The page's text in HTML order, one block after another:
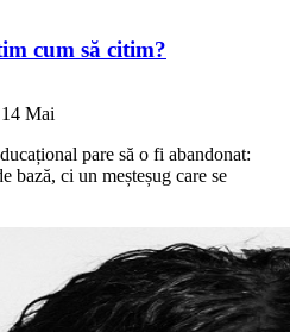
cum să citim?
Mai
pare să o fi abandonat:
bază, ci un meșteșug care se